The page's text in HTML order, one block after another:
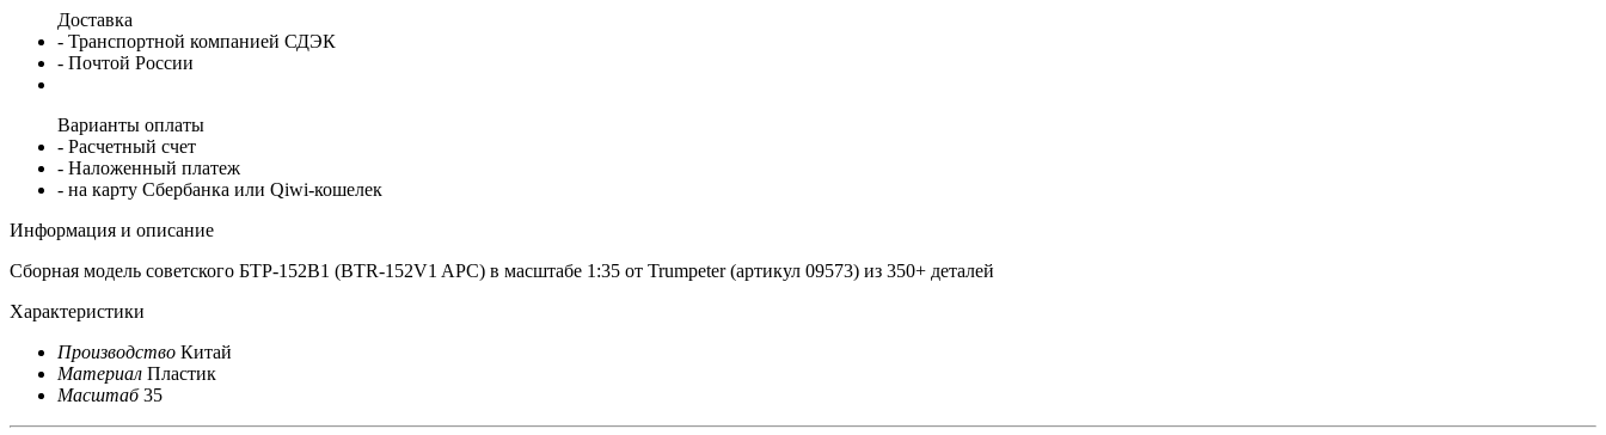
Доставка
- Транспортной компанией СДЭК
- Почтой России
Варианты оплаты
- Расчетный счет
- Наложенный платеж
- на карту Сбербанка или Qiwi-кошелек
Информация и описание
Сборная модель советского БТР-152В1 (BTR-152V1 APC) в масштабе 1:35 от Trumpeter (артикул 09573) из 350+ деталей
Характеристики
Производство Китай
Материал Пластик
Масштаб 35